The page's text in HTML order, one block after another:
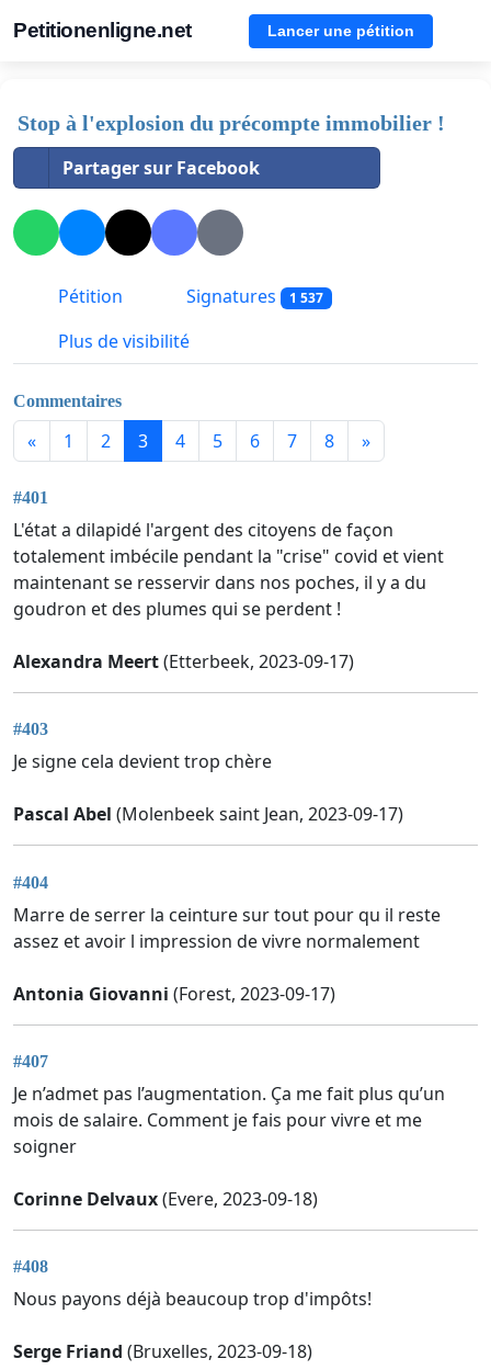
Petitionenligne.net Lancer une pétition
Stop à l'explosion du précompte immobilier !
Partager sur Facebook
Pétition Signatures 1 537
Plus de visibilité
Commentaires
« 1 2 3 4 5 6 7 8 »
#401
L'état a dilapidé l'argent des citoyens de façon
totalement imbécile pendant la "crise" covid et vient
maintenant se resservir dans nos poches, il y a du
goudron et des plumes qui se perdent !
Alexandra Meert(Etterbeek, 2023-09-17)
#403
Je signe cela devient trop chère
Pascal Abel (Molenbeek saint Jean, 2023-09-17)
#404
Marre de serrer la ceinture sur tout pour qu il reste
assez et avoir l impression de vivre normalement
Antonia Giovanni (Forest, 2023-09-17)
#407
Je n’admet pas l’augmentation. Ça me fait plus qu’un
mois de salaire. Comment je fais pour vivre et me
soigner
Corinne Delvaux(Evere, 2023-09-18)
#408
Nous payons déjà beaucoup trop d'impôts!
Serge Friand (Bruxelles, 2023-09-18)